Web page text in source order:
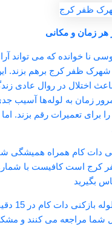
زمان و مکانی
نا خوانده که می ‌تواند
شهرک ظفر کرج برهم بزند.
باعث اختلال در روال عادی
زمان به لوله‌ها آسیب
برای تعمیرات رقم بزند. اما
دات کام همراه همیشگی
کرج است کافیست با
متخصصین
شما مراجعه می کنند و